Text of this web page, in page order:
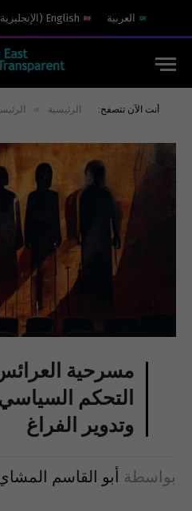
العربية English
( الإنجليزية
أنت الآن تتصفح: الرئيسية »
مسرحية
التحكم
وتدوير الفراغ
بواسطة أبو القاسم